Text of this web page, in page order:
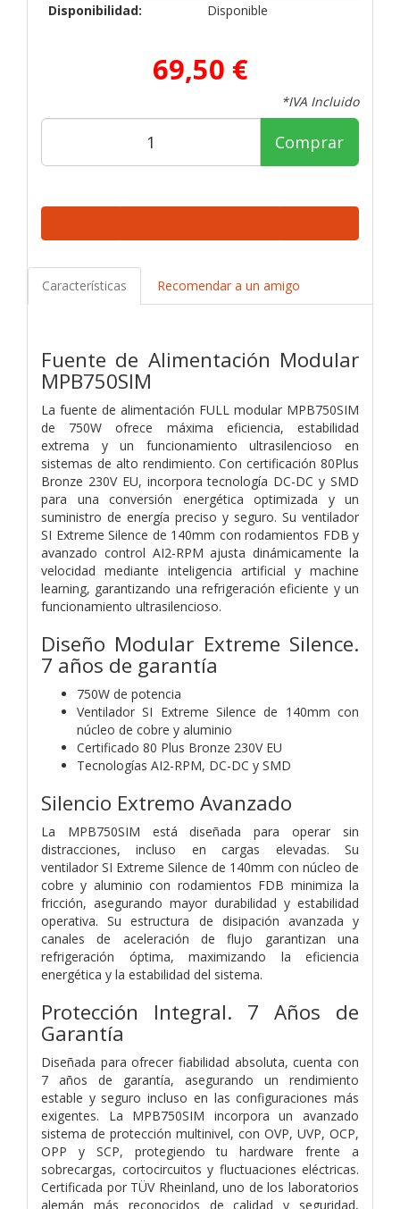
Disponibilidad:
Disponible
69,50 €
*IVA Incluido
Comprar
Características Recomendar a un amigo
Fuente de Alimentación Modular
MPB750SIM
La fuente de alimentación FULL modular MPB750SIM
de 750W ofrece máxima eficiencia, estabilidad
extrema y un funcionamiento ultrasilencioso en
sistemas de alto rendimiento. Con certificación 80Plus
Bronze 230V EU, incorpora tecnología DC-DC y SMD
para una conversión energética optimizada y un
suministro de energía preciso y seguro. Su ventilador
SI Extreme Silence de 140mm con rodamientos FDB y
avanzado control AI2-RPM ajusta dinámicamente la
velocidad mediante inteligencia artificial y machine
learning, garantizando una refrigeración eficiente y un
funcionamiento ultrasilencioso.
Diseño Modular Extreme Silence.
7 años de garantía
750W de potencia
Ventilador SI Extreme Silence de 140mm con
núcleo de cobre y aluminio
Certificado 80 Plus Bronze 230V EU
Tecnologías AI2-RPM, DC-DC y SMD
Silencio Extremo Avanzado
La MPB750SIM está diseñada para operar sin
distracciones, incluso en cargas elevadas. Su
ventilador SI Extreme Silence de 140mm con núcleo de
cobre y aluminio con rodamientos FDB minimiza la
fricción, asegurando mayor durabilidad y estabilidad
operativa. Su estructura de disipación avanzada y
canales de aceleración de flujo garantizan una
refrigeración óptima, maximizando la eficiencia
energética y la estabilidad del sistema.
Protección Integral. 7 Años de
Garantía
Diseñada para ofrecer fiabilidad absoluta, cuenta con
7 años de garantía, asegurando un rendimiento
estable y seguro incluso en las configuraciones más
exigentes. La MPB750SIM incorpora un avanzado
sistema de protección multinivel, con OVP, UVP, OCP,
OPP y SCP, protegiendo tu hardware frente a
sobrecargas, cortocircuitos y fluctuaciones eléctricas.
Certificada por TÜV Rheinland, uno de los laboratorios
alemán más reconocidos de calidad y seguridad,